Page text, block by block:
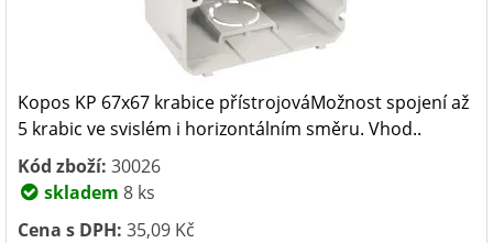
Kopos KP 67x67 krabice přístrojováMožnost spojení až
5 krabic ve svislém i horizontálním směru. Vhod..
Kód zboží: 30026
skladem 8 ks
Cena s DPH: 35,09 Kč